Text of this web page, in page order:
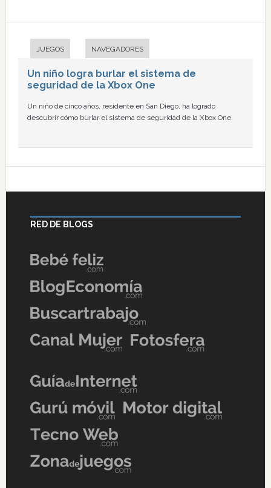
JUEGOS NAVEGADORES
Un niño logra burlar el sistema de
seguridad de la Xbox One
Un niño de cinco años, residente en San Diego, ha logrado
descubrir cómo burlar el sistema de seguridad de la Xbox One.
RED DE BLOGS